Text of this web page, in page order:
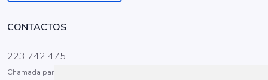
CONTACTOS
223 742 475
Chamada para a rede fixa nacional